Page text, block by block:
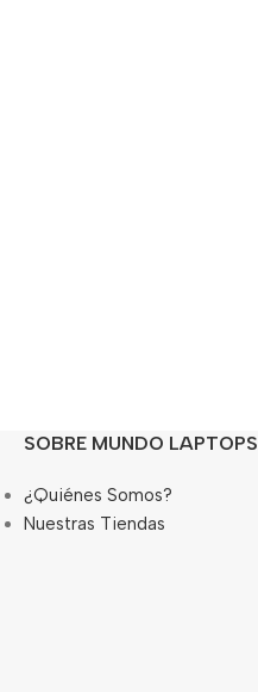
SOBRE MUNDO LAPTOPS
¿Quiénes Somos?
Nuestras Tiendas